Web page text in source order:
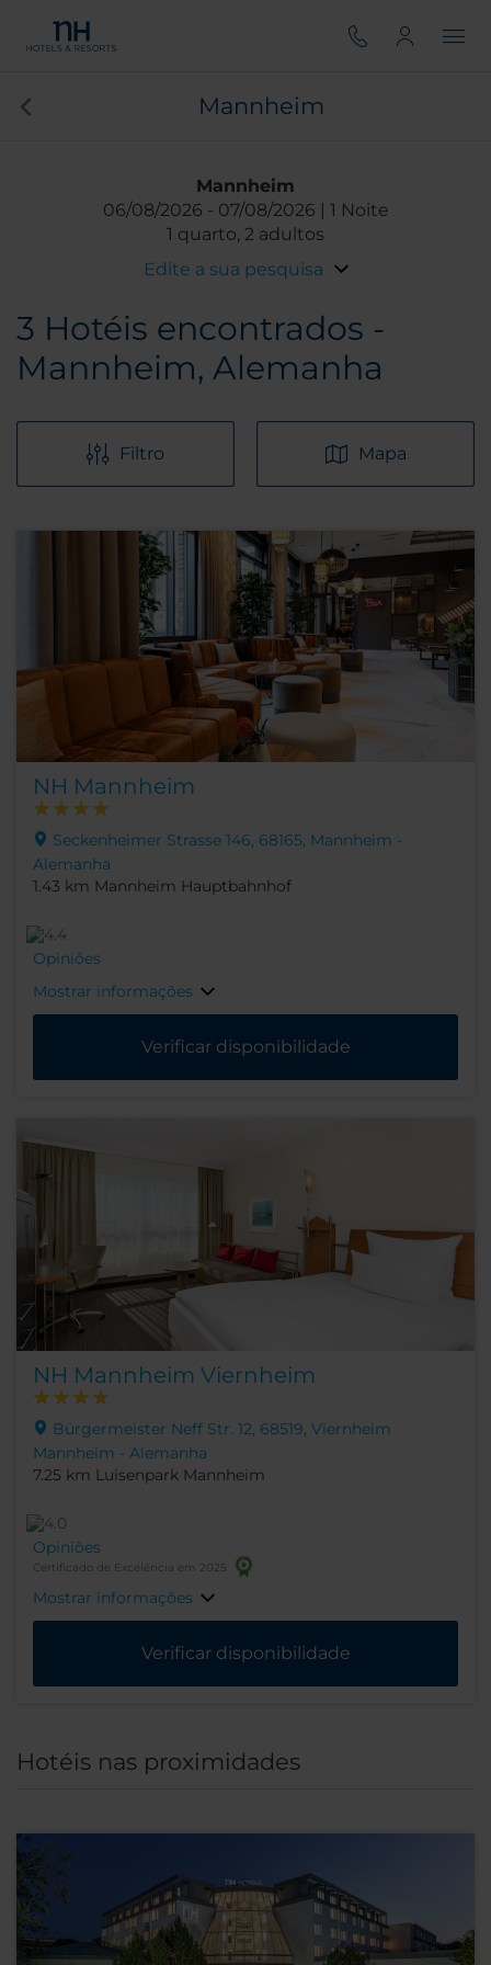
Mannheim
Mannheim
06/08/2026
07/08/2026
1 Noite
1 quarto, 2 adultos
Edite a sua pesquisa
3 Hotéis encontrados -
Mannheim, Alemanha
Filtro Mapa
NH Mannheim
Seckenheimer Strasse 146, 68165, Mannheim -
Alemanha
1.43 km Mannheim Hauptbahnhof
Opiniões
Mostrar informações
Verificar disponibilidade
NH Mannheim Viernheim
Bürgermeister Neff Str. 12, 68519, Viernheim
Mannheim - Alemanha
7.25 km Luisenpark Mannheim
Opiniões
Certificado de Excelência em 2025
Mostrar informações
Verificar disponibilidade
Hotéis nas proximidades